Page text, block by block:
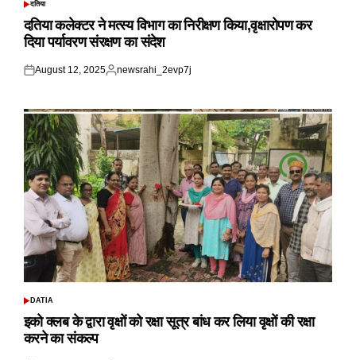
POSTED
दतिया
दतिया कलेक्टर ने मत्स्य विभाग का निरीक्षण किया,वृक्षारोपण कर
दिया पर्यावरण संरक्षण का संदेश
Posted
August 12, 2025
Posted
newsrahi_2evp7j
POSTED
DATIA
इको क्लब के द्वारा वृक्षों को रक्षा सूत्र बांध कर लिया वृक्षों की रक्षा
करने का संकल्प